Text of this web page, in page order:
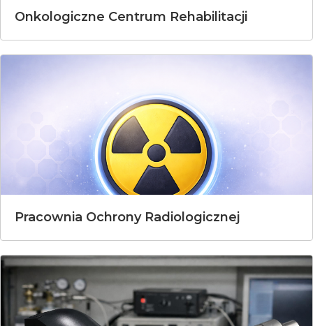
Onkologiczne Centrum Rehabilitacji
Pracownia Ochrony Radiologicznej